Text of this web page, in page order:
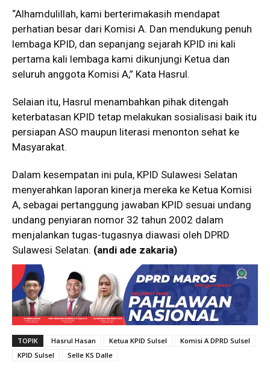
“Alhamdulillah, kami berterimakasih mendapat
perhatian besar dari Komisi A. Dan mendukung penuh
lembaga KPID, dan sepanjang sejarah KPID ini kali
pertama kali lembaga kami dikunjungi Ketua dan
seluruh anggota Komisi A,” Kata Hasrul.
Selaian itu, Hasrul menambahkan pihak ditengah
keterbatasan KPID tetap melakukan sosialisasi baik itu
persiapan ASO maupun literasi menonton sehat ke
Masyarakat.
Dalam kesempatan ini pula, KPID Sulawesi Selatan
menyerahkan laporan kinerja mereka ke Ketua Komisi
A, sebagai pertanggung jawaban KPID sesuai undang
undang penyiaran nomor 32 tahun 2002 dalam
menjalankan tugas-tugasnya diawasi oleh DPRD
Sulawesi Selatan. (andi ade zakaria)
TOPIK Hasrul Hasan Ketua KPID Sulsel
Komisi A DPRD Sulsel
KPID Sulsel
Selle KS Dalle